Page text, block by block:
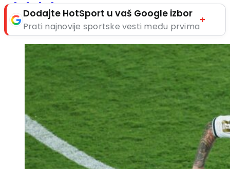
Dodajte HotSport u vaš Google izbor
Prati najnovije sportske vesti među prvima
+